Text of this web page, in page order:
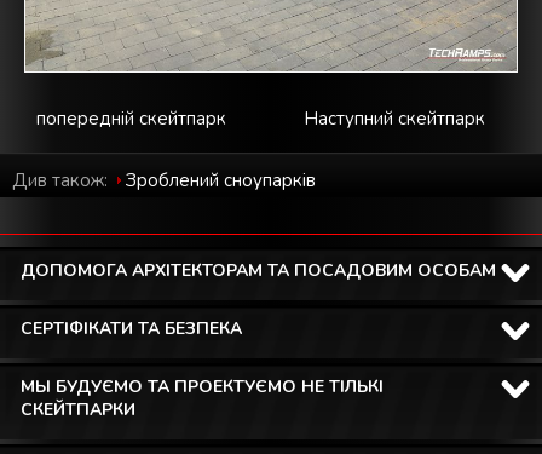
Наступний скейтпарк
попередній скейтпарк
Див також: Зроблений cноупарків
ДОПОМОГА АРХІТЕКТОРАМ ТА ПОСАДОВИМ ОСОБАМ
СЕРТІФІКАТИ ТА БЕЗПЕКА
МЫ БУДУЄМО ТА ПРОЕКТУЄМО НЕ ТІЛЬКІ
СКЕЙТПАРКИ